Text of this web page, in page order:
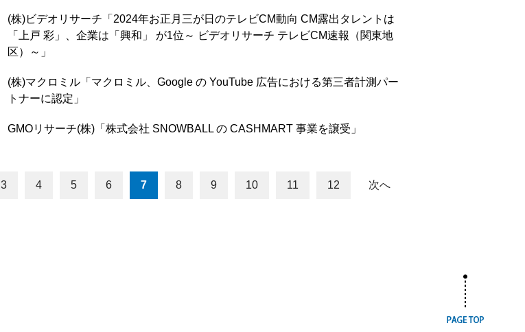
(株)ビデオリサーチ「2024年お正月三が日のテレビCM動向 CM露出タレントは
「上戸 彩」、企業は「興和」 が1位～ ビデオリサーチ テレビCM速報（関東地
区）～」
(株)マクロミル「マクロミル、Google の YouTube 広告における第三者計測パー
トナーに認定」
GMOリサーチ(株)「株式会社 SNOWBALL の CASHMART 事業を譲受」
3 4 5 6 7 8 9 10 11 12 次へ